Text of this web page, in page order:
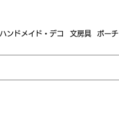
ハンドメイド・デコ 文房具 ポーチ